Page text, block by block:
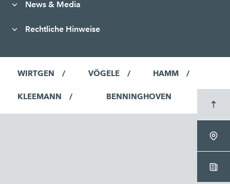
News & Media
Rechtliche Hinweise
WIRTGEN VÖGELE HAMM
KLEEMANN BENNINGHOVEN